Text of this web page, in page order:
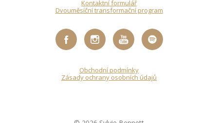
Kontaktní formulář
Dvouměsíční transformační program
Obchodní podmínky
Zásady ochrany osobních údajů